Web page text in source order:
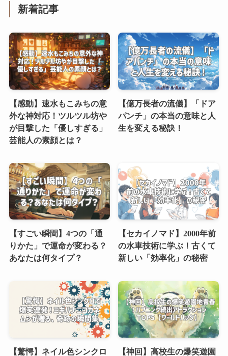
新着記事
【感動】速水もこみちの意
外な神対応！ツルツル坊や
が目撃した「優しすぎる」
芸能人の素顔とは？
【億万長者の流儀】「ドア
パンチ」の本当の意味と人
生を変える秘訣！
【すごい瞬間】4つの「通
りかた」で運命が変わる？
あなたは何タイプ？
【セカイノマド】2000年前
の水車技術に学ぶ！古くて
新しい「効率化」の秘密
【驚愕】ネイル色シンクロ 【神回】高校生の爆笑遊園